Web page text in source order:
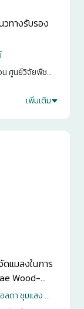
วทางรับรอง
น ศูนย์วิจัยพืช
เพิ่มเติม
แมลงในการ
Wood-
ว ภาคเหนือ
อก
ดา ชุมแสง ...